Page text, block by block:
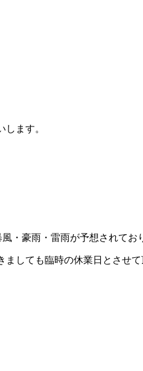
ます。
・豪雨・雷雨が予想されてお
しても臨時の休業日とさせて